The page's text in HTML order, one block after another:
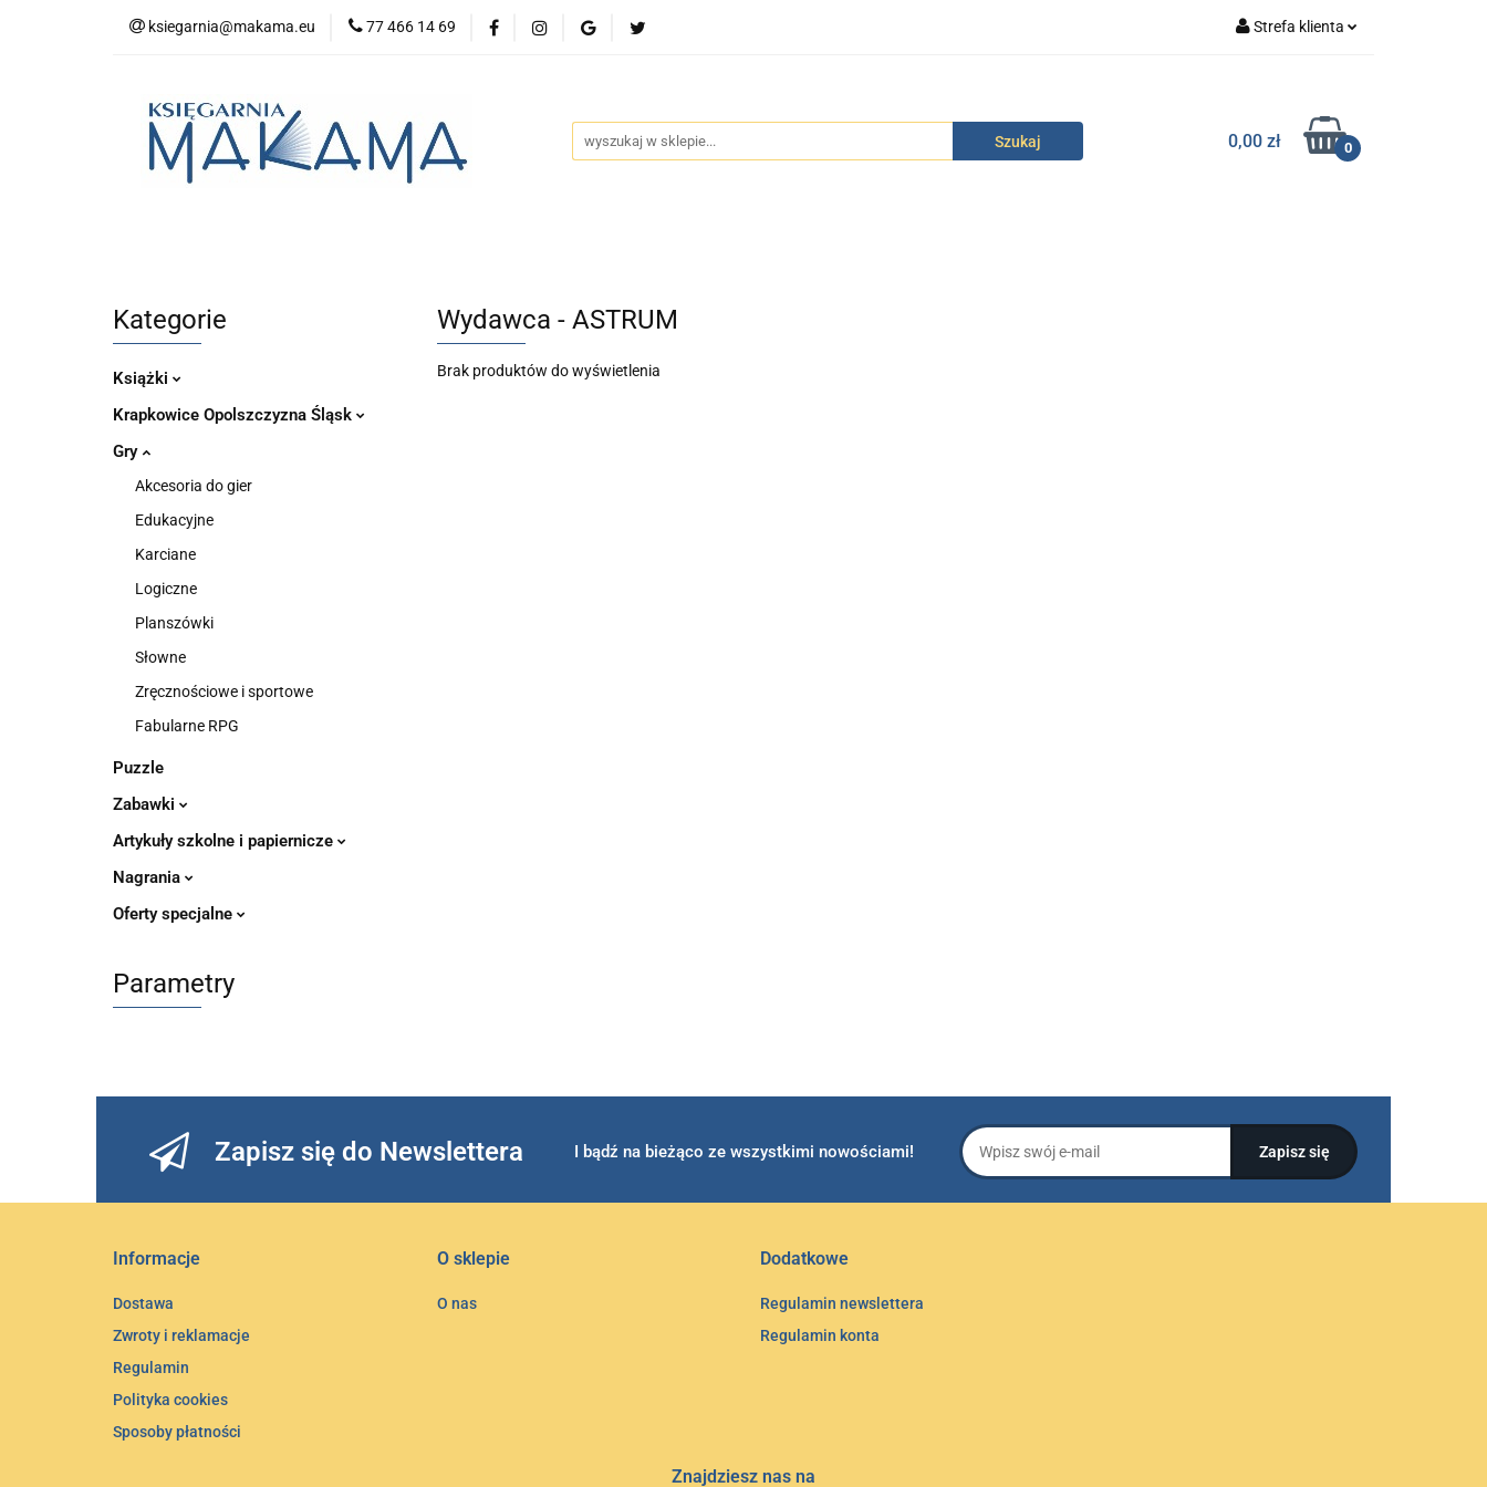
ksiegarnia@makama.eu 77 466 14 69 Strefa klienta
Zarejestruj się
Dodaj zgłoszenie
0,00 zł 0
Kategorie Nowości Bestsellery
Kategorie
Książki
Krapkowice Opolszczyzna Śląsk
Gry
Akcesoria do gier
Edukacyjne
Karciane
Logiczne
Planszówki
Słowne
Zręcznościowe i sportowe
Fabularne RPG
Puzzle
Zabawki
Artykuły szkolne i papiernicze
Nagrania
Oferty specjalne
Parametry
Wydawca - ASTRUM
Brak produktów do wyświetlenia
Zapisz się do Newslettera I bądź na bieżąco ze wszystkimi nowościami!
Informacje
Dostawa
Zwroty i reklamacje
Regulamin
Polityka cookies
Sposoby płatności
O sklepie
O nas
Dodatkowe
Regulamin newslettera
Regulamin konta
Znajdziesz nas na